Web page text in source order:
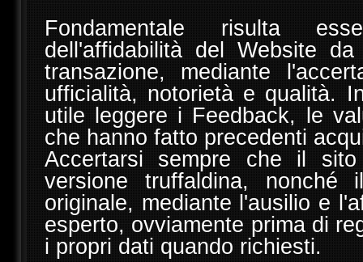
Fondamentale risulta
dell'affidabilità del Website
transazione, mediante
ufficialità, notorietà e qualità.
utile leggere i Feedback, le
che hanno fatto precedenti
Accertarsi sempre che il
versione truffaldina,
originale, mediante l'ausilio e
esperto, ovviamente prima di
i propri dati quando richiesti.